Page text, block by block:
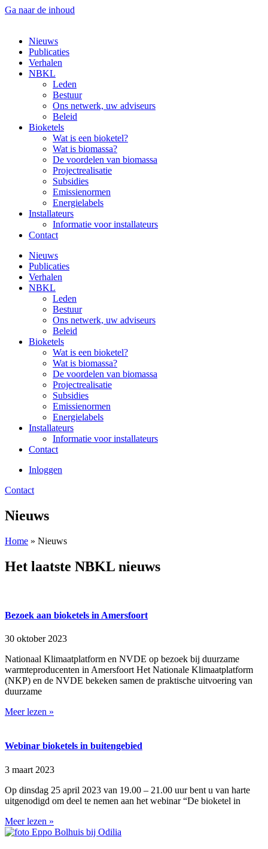
Ga naar de inhoud
Nieuws
Publicaties
Verhalen
NBKL
Leden
Bestuur
Ons netwerk, uw adviseurs
Beleid
Bioketels
Wat is een bioketel?
Wat is biomassa?
De voordelen van biomassa
Projectrealisatie
Subsidies
Emissienormen
Energielabels
Installateurs
Informatie voor installateurs
Contact
Nieuws
Publicaties
Verhalen
NBKL
Leden
Bestuur
Ons netwerk, uw adviseurs
Beleid
Bioketels
Wat is een bioketel?
Wat is biomassa?
De voordelen van biomassa
Projectrealisatie
Subsidies
Emissienormen
Energielabels
Installateurs
Informatie voor installateurs
Contact
Inloggen
Contact
Nieuws
Home » Nieuws
Het laatste NBKL nieuws
Bezoek aan bioketels in Amersfoort
30 oktober 2023
Nationaal Klimaatplatform en NVDE op bezoek bij duurzame
warmteproducenten in Amersfoort Het Nationale Klimaatplatform
(NKP) en de NVDE bekeken samen de praktische uitvoering van
duurzame
Meer lezen »
Webinar bioketels in buitengebied
3 maart 2023
Op dinsdag 25 april 2023 van 19.00 – 21.00 uur bent u van harte
uitgenodigd om deel te nemen aan het webinar “De bioketel in
Meer lezen »